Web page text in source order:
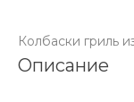
Колбаски гриль
Описание